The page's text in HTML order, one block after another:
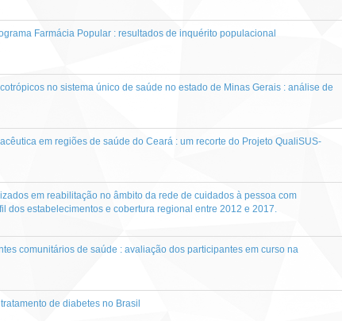
Farmácia Popular : resultados de inquérito populacional
no sistema único de saúde no estado de Minas Gerais : análise de
em regiões de saúde do Ceará : um recorte do Projeto QualiSUS-
em reabilitação no âmbito da rede de cuidados à pessoa com
dos estabelecimentos e cobertura regional entre 2012 e 2017.
comunitários de saúde : avaliação dos participantes em curso na
de diabetes no Brasil